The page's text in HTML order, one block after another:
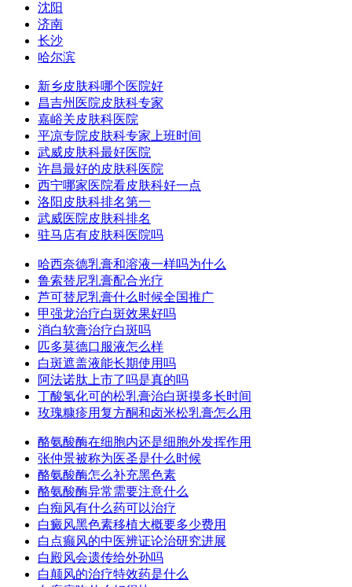
沈阳
济南
长沙
哈尔滨
新乡皮肤科哪个医院好
昌吉州医院皮肤科专家
嘉峪关皮肤科医院
平凉专院皮肤科专家上班时间
武威皮肤科最好医院
许昌最好的皮肤科医院
西宁哪家医院看皮肤科好一点
洛阳皮肤科排名第一
武威医院皮肤科排名
驻马店有皮肤科医院吗
哈西奈德乳膏和溶液一样吗为什么
鲁索替尼乳膏配合光疗
芦可替尼乳膏什么时候全国推广
甲强龙治疗白斑效果好吗
消白软膏治疗白斑吗
匹多莫德口服液怎么样
白斑遮盖液能长期使用吗
阿法诺肽上市了吗是真的吗
丁酸氢化可的松乳膏治白斑摸多长时间
玫瑰糠疹用复方酮和卤米松乳膏怎么用
酪氨酸酶在细胞内还是细胞外发挥作用
张仲景被称为医圣是什么时候
酪氨酸酶怎么补充黑色素
酪氨酸酶异常需要注意什么
白痴风有什么药可以治疗
白癜风黑色素移植大概要多少费用
白点癫风的中医辨证论治研究进展
白殿风会遗传给外孙吗
白颠风的治疗特效药是什么